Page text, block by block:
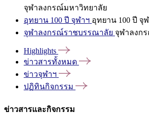
จุฬาลงกรณ์มหาวิทยาลัย
อุทยาน 100 ปี จุฬาฯ อุทยาน 100 ปี จุ
จุฬาลงกรณ์ราชบรรณาลัย จุฬาลงก
Highlights
ข่าวสารทั้งหมด
ข่าวจุฬาฯ
ปฏิทินกิจกรรม
ข่าวสารและกิจกรรม